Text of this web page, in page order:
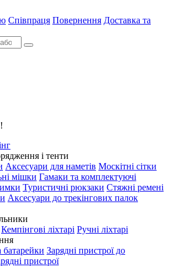
Співпраця Повернення Доставка та
і тенти
Аксесуари для наметів Москітні сітки
мішки Гамаки та комплектуючі
Туристичні рюкзаки Стяжні ремені
Аксесуари до трекінгових палок
Кемпінгові ліхтарі Ручні ліхтарі
Зарядні пристрої до
пристрої